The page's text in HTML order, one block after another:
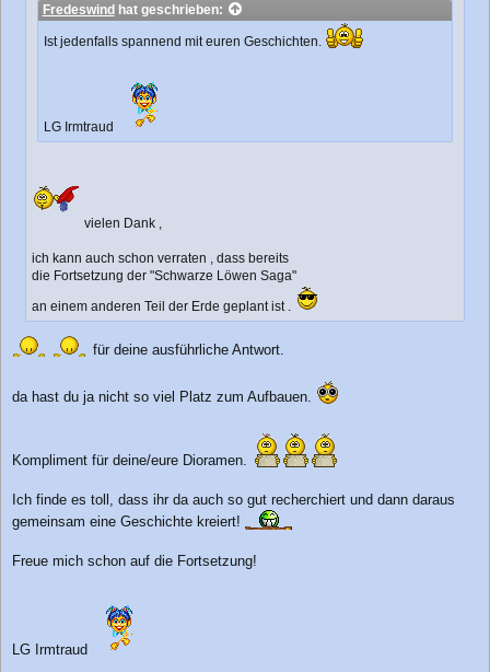
Fredeswindhat geschrieben:
Ist jedenfalls spannend mit euren Geschichten.
LG Irmtraud
vielen Dank ,
ich kann auch schon verraten , dass bereits
die Fortsetzung der "Schwarze Löwen Saga"
an einem anderen Teil der Erde geplant ist .
für deine ausführliche Antwort.
da hast du ja nicht so viel Platz zum Aufbauen.
Kompliment für deine/eure Dioramen.
Ich finde es toll, dass ihr da auch so gut recherchiert und dann daraus
gemeinsam eine Geschichte kreiert!
Freue mich schon auf die Fortsetzung!
LG Irmtraud